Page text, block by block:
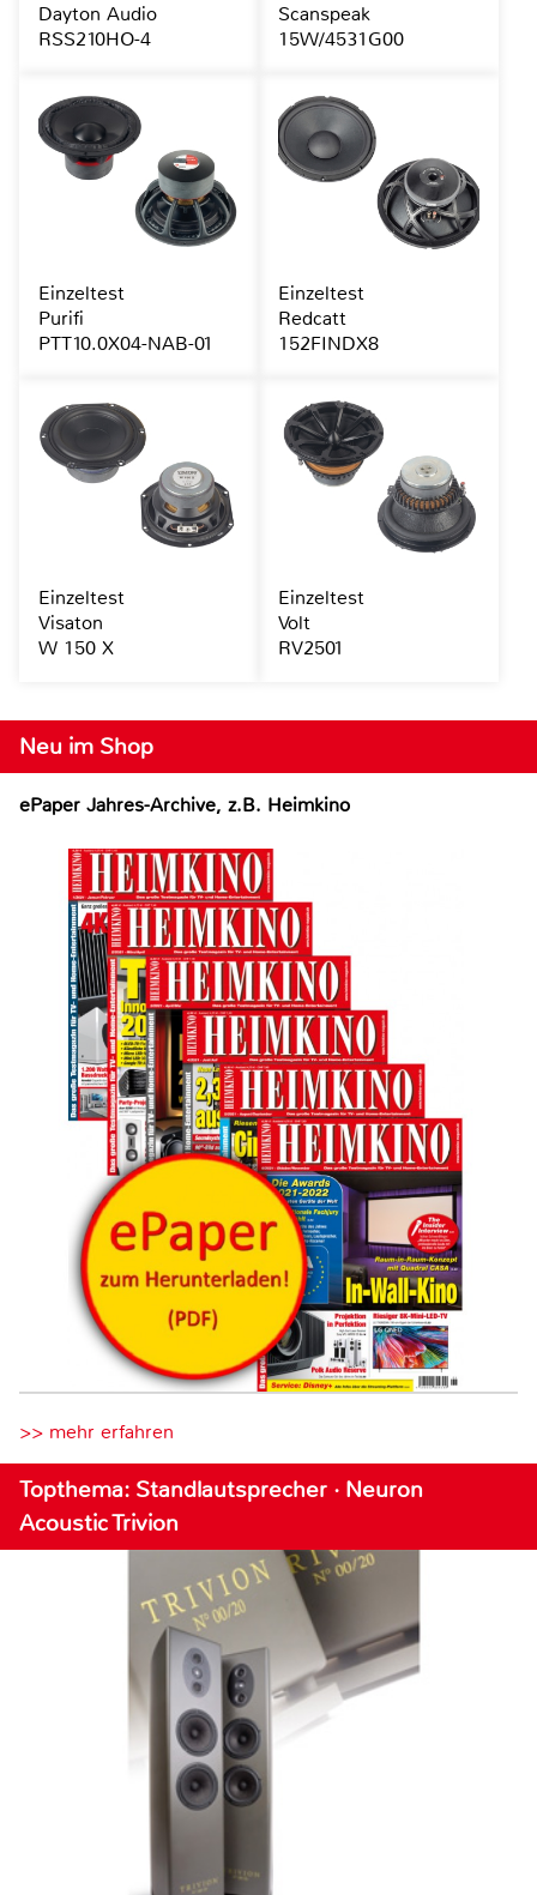
Neu im Shop
ePaper Jahres-Archive, z.B. Heimkino
>> mehr erfahren
Topthema: Standlautsprecher · Neuron
Acoustic Trivion
Dayton Audio
RSS210HO-4
Scanspeak
15W/4531G00
Einzeltest
Purifi
PTT10.0X04-NAB-01
Einzeltest
Redcatt
152FINDX8
Einzeltest
Visaton
W 150 X
Einzeltest
Volt
RV2501